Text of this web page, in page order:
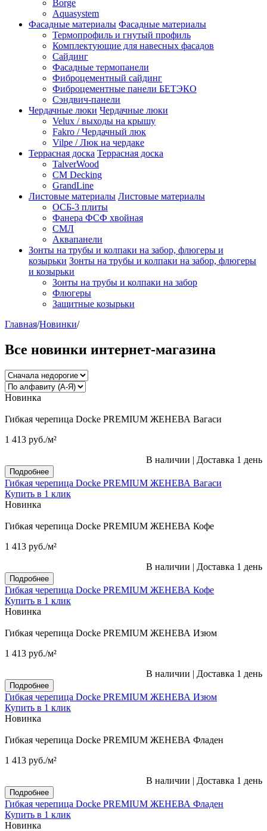
Borge
Aquasystem
Фасадные материалы Фасадные материалы
Термопрофиль и гнутый профиль
Комплектующие для навесных фасадов
Сайдинг
Фасадные термопанели
Фиброцементный сайдинг
Фиброцементные панели БЕТЭКО
Сэндвич-панели
Чердачные люки Чердачные люки
Velux / выходы на крышу
Fakro / Чердачный люк
Vilpe / Люк на чердаке
Террасная доска Террасная доска
TalverWood
CM Decking
GrandLine
Листовые материалы Листовые материалы
ОСБ-3 плиты
Фанера ФСФ хвойная
СМЛ
Аквапанели
Зонты на трубы и колпаки на забор, флюгеры и
козырьки Зонты на трубы и колпаки на забор, флюгеры
и козырьки
Зонты на трубы и колпаки на забор
Флюгеры
Защитные козырьки
Главная/Новинки/
Все новинки интернет-магазина
Новинка
Гибкая черепица Docke PREMIUM ЖЕНЕВА Вагаси
1 413 руб./м²
В наличии | Доставка 1 день
Подробнее
Гибкая черепица Docke PREMIUM ЖЕНЕВА Вагаси
Купить в 1 клик
Новинка
Гибкая черепица Docke PREMIUM ЖЕНЕВА Кофе
1 413 руб./м²
В наличии | Доставка 1 день
Подробнее
Гибкая черепица Docke PREMIUM ЖЕНЕВА Кофе
Купить в 1 клик
Новинка
Гибкая черепица Docke PREMIUM ЖЕНЕВА Изюм
1 413 руб./м²
В наличии | Доставка 1 день
Подробнее
Гибкая черепица Docke PREMIUM ЖЕНЕВА Изюм
Купить в 1 клик
Новинка
Гибкая черепица Docke PREMIUM ЖЕНЕВА Фладен
1 413 руб./м²
В наличии | Доставка 1 день
Подробнее
Гибкая черепица Docke PREMIUM ЖЕНЕВА Фладен
Купить в 1 клик
Новинка